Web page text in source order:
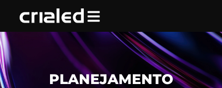
conteúdo
PLANEJAMENTO